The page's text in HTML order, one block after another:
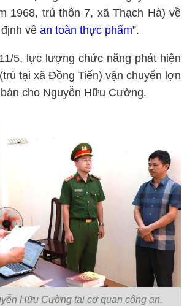
1968, trú thôn 7, xã Thạch Hà) về
về an toàn thực phẩm”.
5, lực lượng chức năng phát hiện
tại xã Đồng Tiến) vận chuyển lợn
cho Nguyễn Hữu Cường.
Hữu Cường tại cơ quan công an.